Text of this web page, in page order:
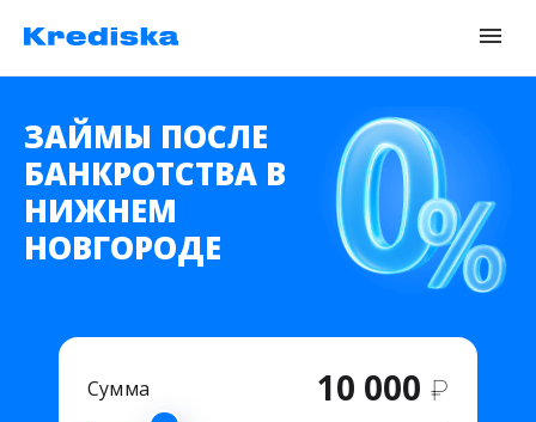
ЗАЙМЫ ПОСЛЕ
БАНКРОТСТВА В
НИЖНЕМ
НОВГОРОДЕ
Сумма 10 000 ₽